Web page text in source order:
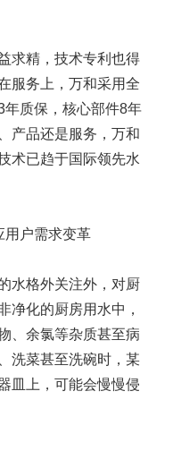
求精，技术专利也得
服务上，万和采用全
年质保，核心部件8年
产品还是服务，万和
术已趋于国际领先水
用户需求变革
水格外关注外，对厨
净化的厨房用水中，
、余氯等杂质甚至病
洗菜甚至洗碗时，某
皿上，可能会慢慢侵